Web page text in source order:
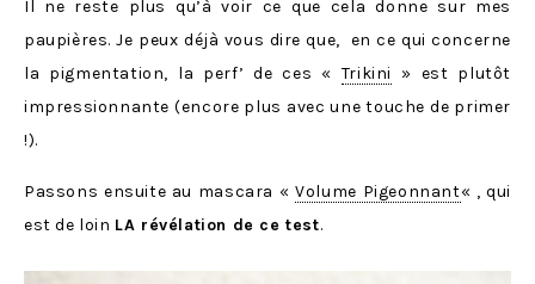
Il ne reste plus qu’à voir ce que cela donne sur mes
paupières. Je peux déjà vous dire que, en ce qui concerne
la pigmentation, la perf’ de ces « Trikini
» est plutôt
impressionnante (encore plus avec une touche de primer
!).
Passons ensuite au mascara «Volume Pigeonnant« , qui
est de loin LA révélation de ce test.